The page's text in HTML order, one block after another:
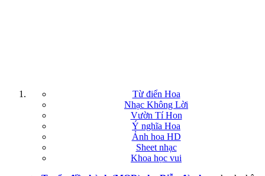
Từ điển Hoa
Nhạc Không Lời
Vườn Tí Hon
Ý nghĩa Hoa
Ảnh hoa HD
Sheet nhạc
Khoa học vui